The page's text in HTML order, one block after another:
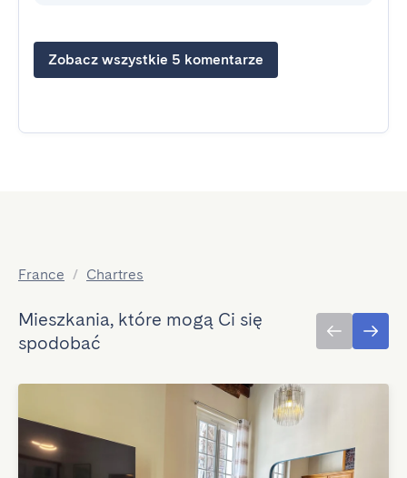
Zobacz wszystkie 5 komentarze
France / Chartres
Mieszkania, które mogą Ci się
spodobać